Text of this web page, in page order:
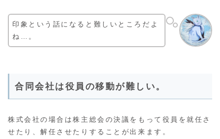
印象という話になると難しいところだよ
ね…。
合同会社は役員の移動が難しい。
株式会社の場合は株主総会の決議をもって役員を就任さ
せたり、解任させたりすることが出来ます。